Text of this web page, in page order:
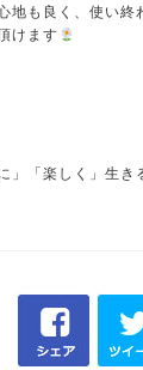
地も良く、使い終
けます
に」「楽しく」生